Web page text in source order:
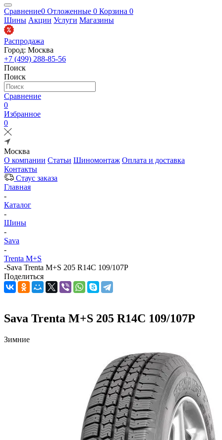
Сравнение0 Отложенные 0 Корзина 0
Шины Акции Услуги Магазины
Распродажа
Город: Москва
+7 (499) 288-85-56
Поиск
Поиск
Сравнение
0
Избранное
0
Москва
О компании Статьи Шиномонтаж Оплата и доставка
Контакты
Стаус заказа
Главная
-
Каталог
-
Шины
-
Sava
-
Trenta M+S
-Sava Trenta M+S 205 R14C 109/107P
Поделиться
Sava Trenta M+S 205 R14C 109/107P
Зимние